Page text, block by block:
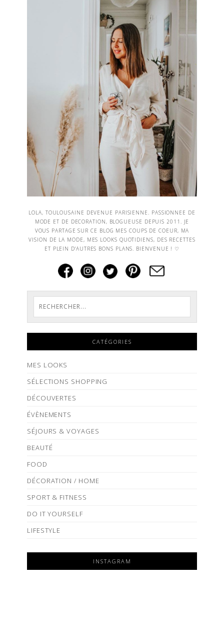
LOLA, TOULOUSAINE DEVENUE PARISIENNE. PASSIONNEE DE
MODE ET DE DECORATION, BLOGUEUSE DEPUIS 2011. JE
VOUS PARTAGE SUR CE BLOG MES COUPS DE COEUR, MA
VISION DE LA MODE, MES LOOKS QUOTIDIENS, DES RECETTES
ET PLEIN D'AUTRES BONS PLANS. BIENVENUE ! ♡
CATÉGORIES
MES LOOKS
SÉLECTIONS SHOPPING
DÉCOUVERTES
ÉVÈNEMENTS
SÉJOURS & VOYAGES
BEAUTÉ
FOOD
DÉCORATION / HOME
SPORT & FITNESS
DO IT YOURSELF
LIFESTYLE
INSTAGRAM